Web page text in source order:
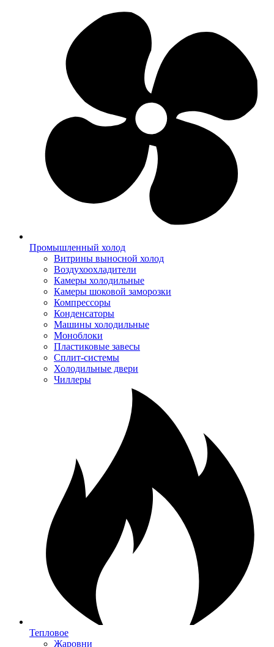
Промышленный холод
Витрины выносной холод
Воздухоохладители
Камеры холодильные
Камеры шоковой заморозки
Компрессоры
Конденсаторы
Машины холодильные
Моноблоки
Пластиковые завесы
Сплит-системы
Холодильные двери
Чиллеры
Тепловое
Жаровни